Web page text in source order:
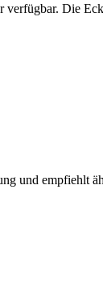
Die
und empfiehlt